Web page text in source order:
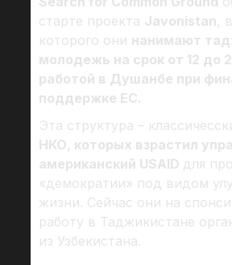
старте проекта Javonistan,
которого они нанимают
молодежь на срок от 12 до
работой в Душанбе при
поддержке ЕС.
Эта структура –
НКО, которых взрастил
американский USAID для
«демократии» под видом
жизни. Сейчас они на
работу в Таджикистане
из Узбекистана.